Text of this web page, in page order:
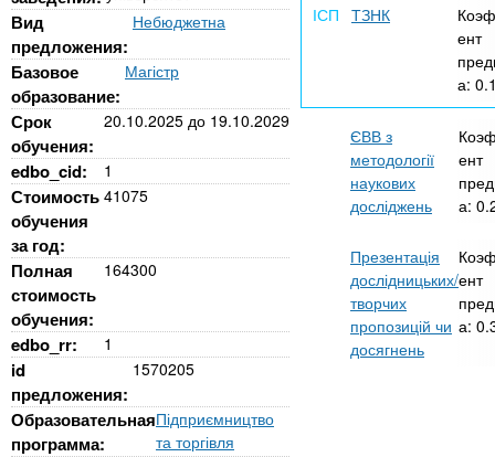
s
.
i
n
f
o
а
к
л
а
д
і
в
За кордоном
Вид
предложения:
Небюджетна
Базовое
образование:
Магістр
Срок
обучения:
20.10.2025 до 19.10.2029
edbo_cid: 1
Стоимость
обучения
за год:
41075
Полная
стоимость
обучения:
164300
edbo_rr: 1
id
предложения:
1570205
Образовательная
программа:
Підприємництво
та торгівля
ТЗНК
ент
а:
ЄВВ з
методології
наукових
досліджень
ент
а:
Презентація
дослідницьких/
творчих
пропозицій чи
досягнень
ент
а: